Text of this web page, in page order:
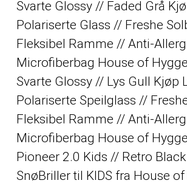
Svarte Glossy // Faded Grå
Polariserte Glass // Freshe
Fleksibel Ramme // Anti-
Microfiberbag House of
Svarte Glossy // Lys Gull Kjøp
Polariserte Speilglass //
Fleksibel Ramme // Anti-
Microfiberbag House of
Pioneer 2.0 Kids // Retro
SnøBriller til KIDS fra House